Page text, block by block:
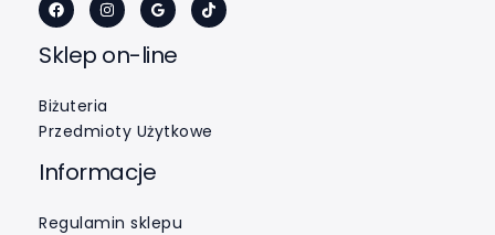
Sklep on-line
Biżuteria
Przedmioty Użytkowe
Informacje
Regulamin sklepu